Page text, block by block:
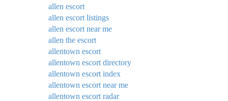
allen escort
allen escort listings
allen escort near me
allen the escort
allentown escort
allentown escort directory
allentown escort index
allentown escort near me
allentown escort radar